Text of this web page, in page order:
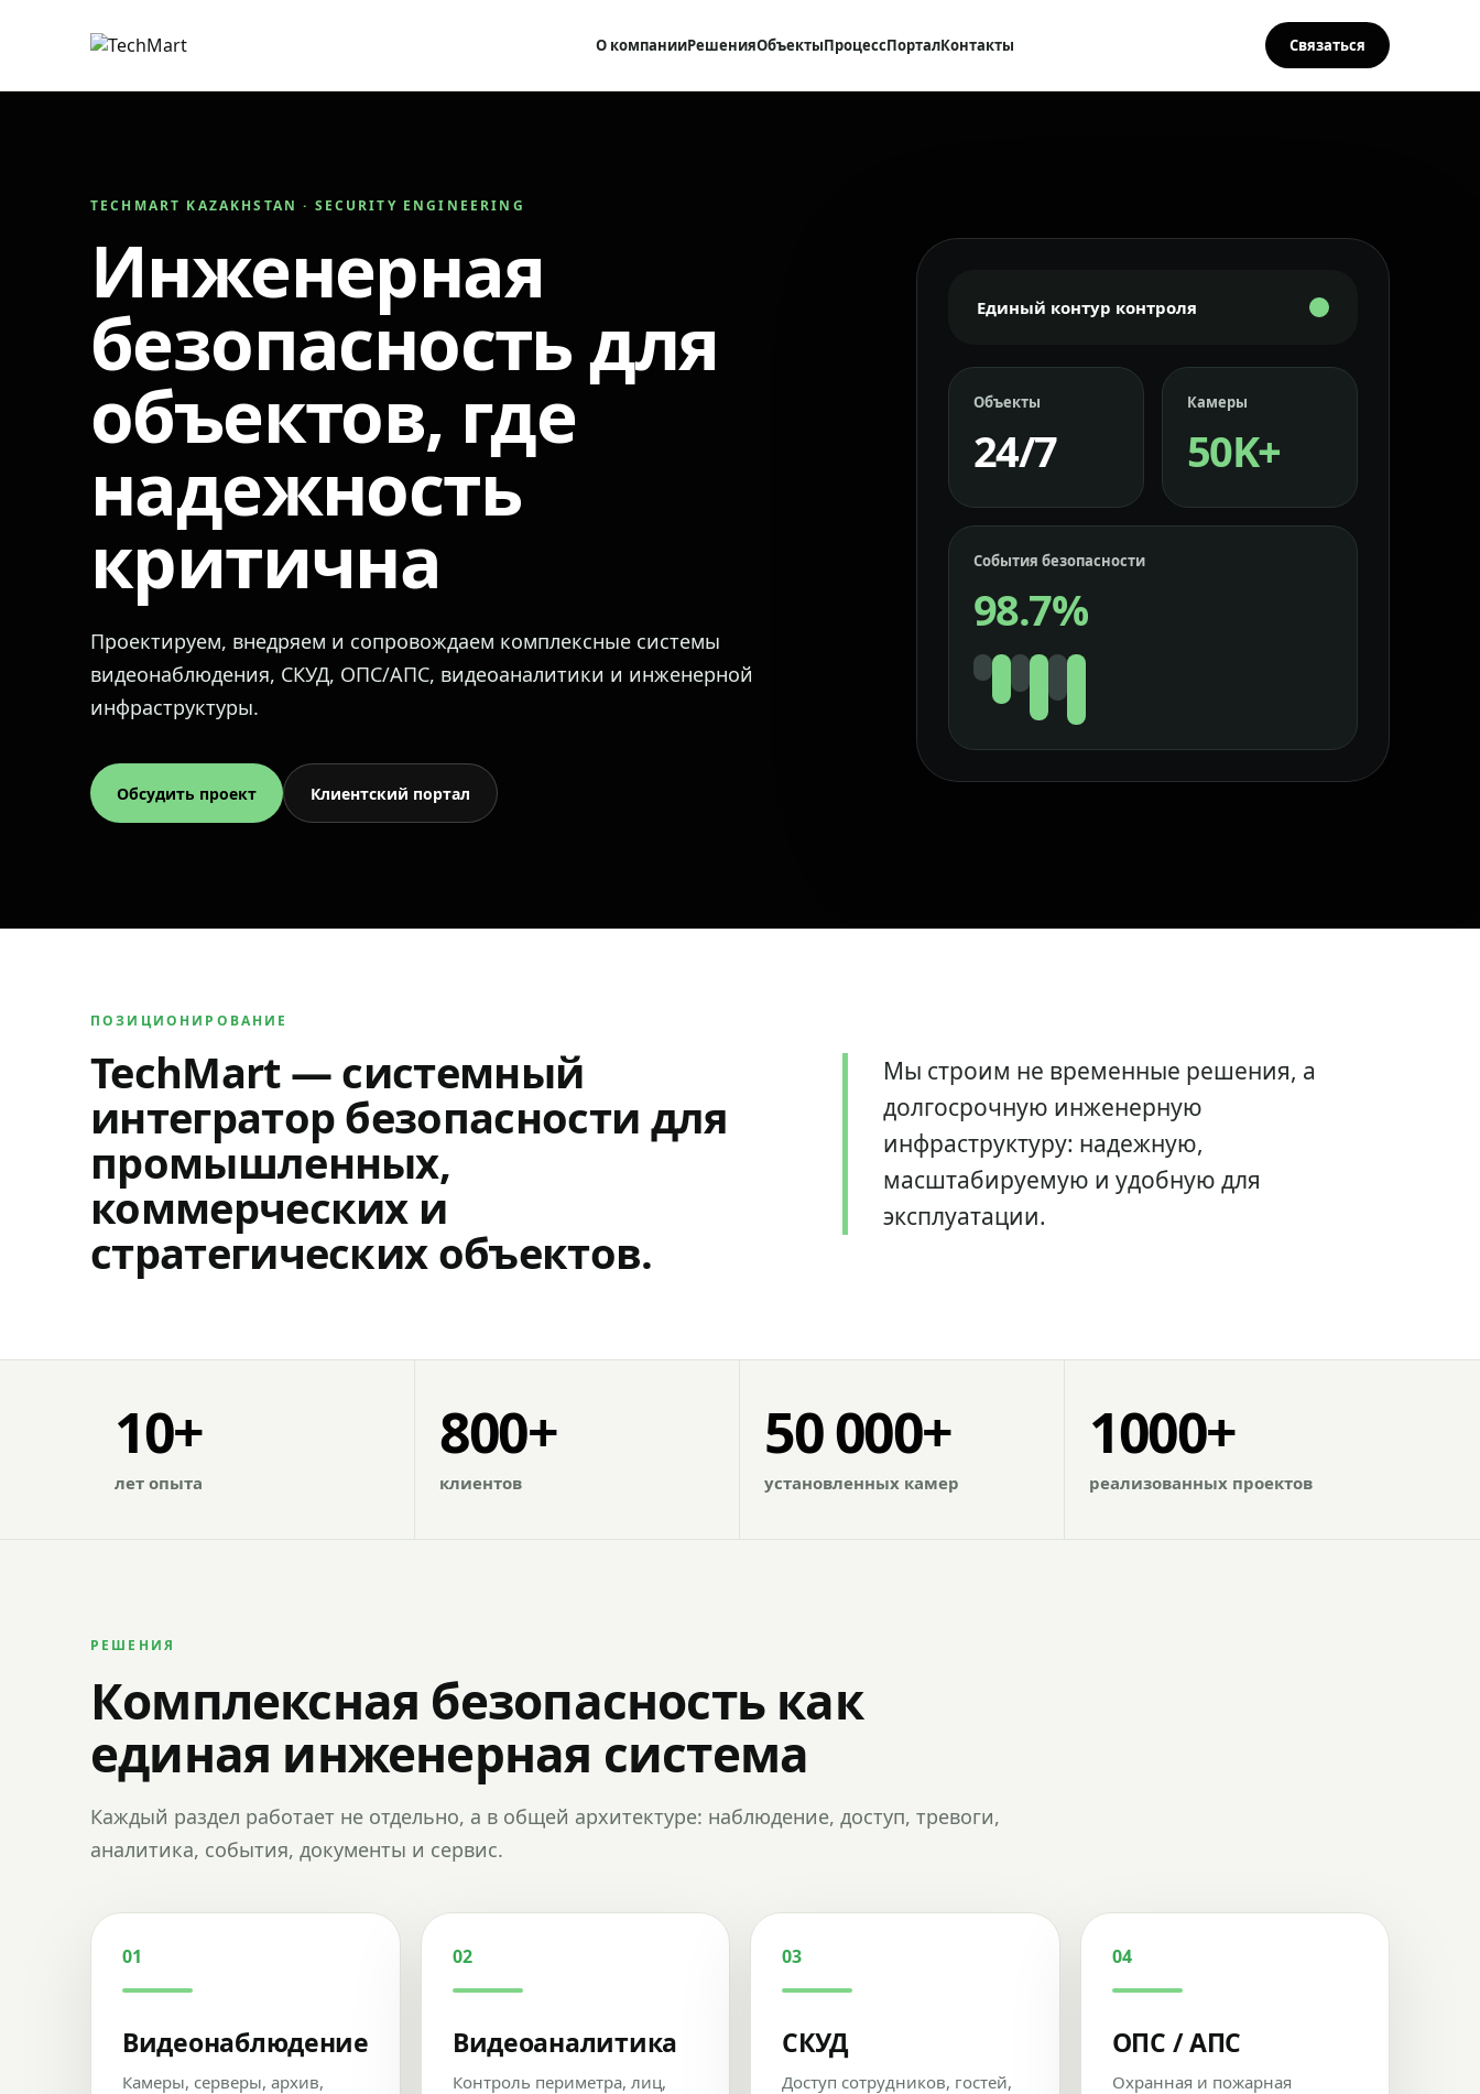
О компанииРешенияОбъектыПроцессПорталКонтакты Связаться
TECHMART KAZAKHSTAN · SECURITY ENGINEERING
Инженерная
безопасность для
объектов, где
надежность
критична
Проектируем, внедряем и сопровождаем комплексные системы
видеонаблюдения, СКУД, ОПС/АПС, видеоаналитики и инженерной
инфраструктуры.
Обсудить проект Клиентский портал
Единый контур контроля
Объекты
24/7
Камеры
50K+
События безопасности
98.7%
ПОЗИЦИОНИРОВАНИЕ
TechMart — системный
интегратор безопасности для
промышленных,
коммерческих и
стратегических объектов.
Мы строим не временные решения, а
долгосрочную инженерную
инфраструктуру: надежную,
масштабируемую и удобную для
эксплуатации.
10+
лет опыта
800+
клиентов
50 000+
установленных камер
1000+
реализованных проектов
РЕШЕНИЯ
Комплексная безопасность как
единая инженерная система
Каждый раздел работает не отдельно, а в общей архитектуре: наблюдение, доступ, тревоги,
аналитика, события, документы и сервис.
01
Видеонаблюдение
Камеры, серверы, архив,
02
Видеоаналитика
Контроль периметра, лиц,
03
СКУД
Доступ сотрудников, гостей,
04
ОПС / АПС
Охранная и пожарная